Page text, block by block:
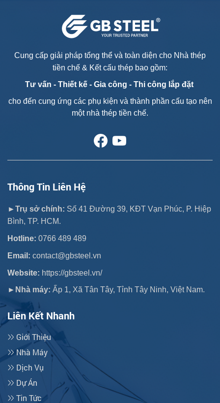
Cung cấp giải pháp tổng thể và toàn diện cho Nhà thép
tiền chế & Kết cấu thép bao gồm:
Tư vấn - Thiết kế - Gia công - Thi công lắp đặt
cho đến cung ứng các phụ kiện và thành phần cấu tạo nên
một nhà thép tiền chế.
Thông Tin Liên Hệ
►Trụ sở chính: Số 41 Đường 39, KĐT Vạn Phúc, P. Hiệp
Bình, TP. HCM.
Hotline: 0766 489 489
Email: contact@gbsteel.vn
Website: https://gbsteel.vn/
►Nhà máy: Ấp 1, Xã Tân Tây, Tỉnh Tây Ninh, Việt Nam.
Liên Kết Nhanh
Giới Thiệu
Nhà Máy
Dịch Vụ
Dự Án
Tin Tức